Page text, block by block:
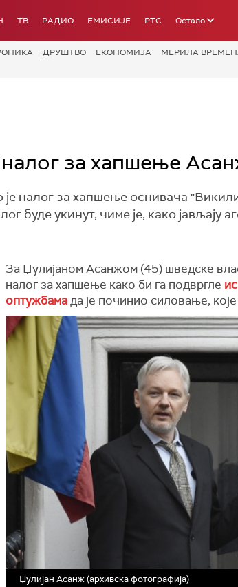
ТВ РАДИО ЕМИСИЈЕ РТС Остало
ДРУШТВО ЕКОНОМИЈА МЕРИЛА
за хапшење
налог за хапшење оснивача
буде укинут, чиме је, како јављају
За Џулијаном Асанжом (45) шведске
налог за хапшење како би га подвргле
оптужбамада је починио силовање,
Џулијан Асанж (архивска фотографија)